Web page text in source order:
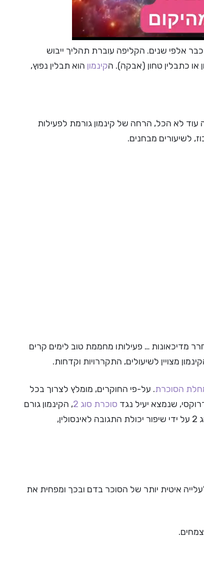
אלפי שנים. הקליפה עוברת תהליך ייבוש
או כתבלין טחון (אבקה). הקינמון הוא תבלין נפוץ,
עוד לא הכל, הרחה של קינמון גורמת לפעילות
לשיעורים מבחנים.
מדיכאונות … פעילותו מחממת טוב לימים קרים
מצויין לשיעולים, התקררויות וקדחות.
הסוכרת. על-פי החוקרים, מומלץ לצרוך בכל
שנמצא יעיל נגד סוכרת סוג 2
, הקינמון גורם
להיענות יתר של תאים לאינסולין. הוא עוזר לאנשים בעלי סכרת מסוג 2 על ידי שיפור יכולת התגובה לאינסולין,
איטית יותר של הסוכר בדם ובכך ומפחית את